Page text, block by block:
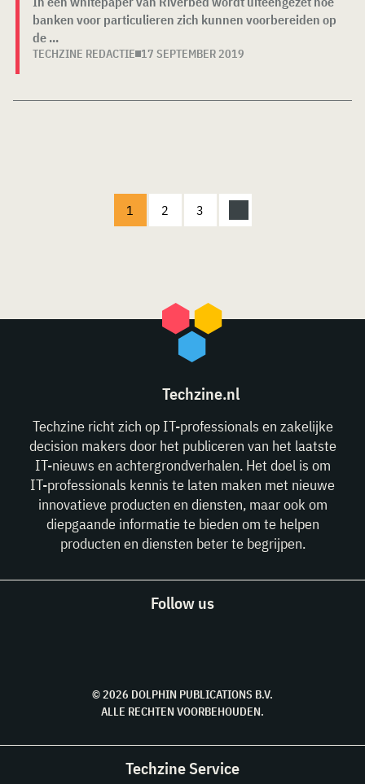
banken voor particulieren zich kunnen voorbereiden op
de ...
TECHZINE REDACTIE 17 SEPTEMBER 2019
1 2 3
Techzine.nl
Techzine richt zich op IT-professionals en zakelijke
decision makers door het publiceren van het laatste
IT-nieuws en achtergrondverhalen. Het doel is om
IT-professionals kennis te laten maken met nieuwe
innovatieve producten en diensten, maar ook om
diepgaande informatie te bieden om te helpen
producten en diensten beter te begrijpen.
Follow us
© 2026 DOLPHIN PUBLICATIONS B.V.
ALLE RECHTEN VOORBEHOUDEN.
Techzine Service